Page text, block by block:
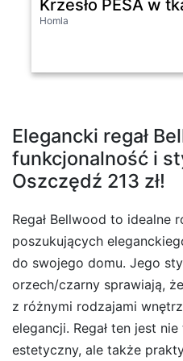
Krzesło PESA w
Homla
Elegancki regał
funkcjonalność i
Oszczędź 213 zł!
Regał Bellwood to idealne
poszukujących
do swojego domu. Jego
orzech/czarny sprawiają,
z różnymi rodzajami
elegancji. Regał ten jest
estetyczny, ale także